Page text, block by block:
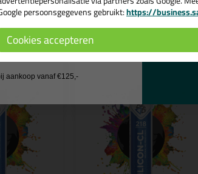
persoonsgegevens gebruikt:https://
Cookies accepteren
de actiecode ›
wil geen cadeau
aankoop vanaf €125,-